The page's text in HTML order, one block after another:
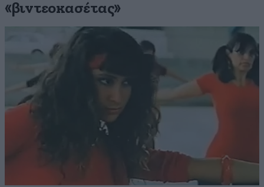
«βιντεοκασέτας»